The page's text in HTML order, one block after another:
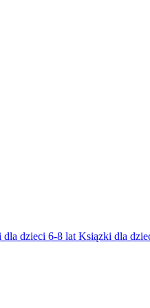
dla dzieci 6-8 lat Ksiązki dla